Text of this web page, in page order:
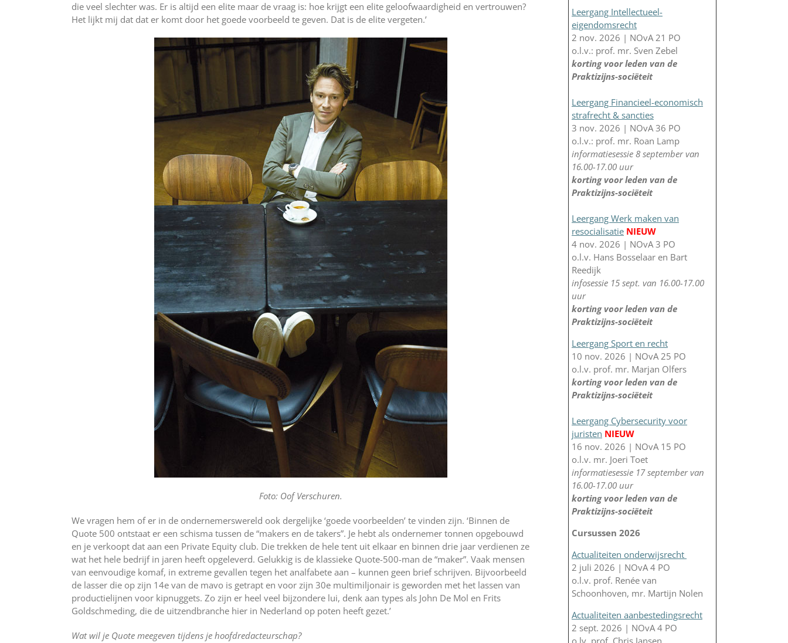
die veel slechter was. Er is altijd een elite maar de vraag is: hoe krijgt een elite geloofwaardigheid en vertrouwen?
Het lijkt mij dat dat er komt door het goede voorbeeld te geven. Dat is de elite vergeten.’
Foto: Oof Verschuren.
We vragen hem of er in de ondernemerswereld ook dergelijke ‘goede voorbeelden’ te vinden zijn. ‘Binnen de
Quote 500 ontstaat er een schisma tussen de “makers en de takers”. Je hebt als ondernemer tonnen opgebouwd
en je verkoopt dat aan een Private Equity club. Die trekken de hele tent uit elkaar en binnen drie jaar verdienen ze
wat het hele bedrijf in jaren heeft opgeleverd. Gelukkig is de klassieke Quote-500-man de “maker”. Vaak mensen
van eenvoudige komaf, in extreme gevallen tegen het analfabete aan – kunnen geen brief schrijven. Bijvoorbeeld
de lasser die op zijn 14e van de mavo is getrapt en voor zijn 30e multimiljonair is geworden met het lassen van
productielijnen voor kipnuggets. Zo zijn er heel veel bijzondere lui, denk aan types als John De Mol en Frits
Goldschmeding, die de uitzendbranche hier in Nederland op poten heeft gezet.’
Wat wil je Quote meegeven tijdens je hoofdredacteurschap?
Leergang Intellectueel-
eigendomsrecht
2 nov. 2026 | NOvA 21 PO
o.l.v.: prof. mr. Sven Zebel
korting voor leden van de
Praktizijns-sociëteit
Leergang Financieel-economisch
strafrecht & sancties
3 nov. 2026 | NOvA 36 PO
o.l.v.: prof. mr. Roan Lamp
informatiesessie 8 september van
16.00-17.00 uur
korting voor leden van de
Praktizijns-sociëteit
Leergang Werk maken van
resocialisatie NIEUW
4 nov. 2026 | NOvA 3 PO
o.l.v. Hans Bosselaar en Bart
Reedijk
infosessie 15 sept. van 16.00-17.00
uur
korting voor leden van de
Praktizijns-sociëteit
Leergang Sport en recht
10 nov. 2026 | NOvA 25 PO
o.l.v. prof. mr. Marjan Olfers
korting voor leden van de
Praktizijns-sociëteit
Leergang Cybersecurity voor
juristen NIEUW
16 nov. 2026 | NOvA 15 PO
o.l.v. mr. Joeri Toet
informatiesessie 17 september van
16.00-17.00 uur
korting voor leden van de
Praktizijns-sociëteit
Cursussen 2026
Actualiteiten onderwijsrecht
2 juli 2026 | NOvA 4 PO
o.l.v. prof. Renée van
Schoonhoven, mr. Martijn Nolen
Actualiteiten aanbestedingsrecht
2 sept. 2026 | NOvA 4 PO